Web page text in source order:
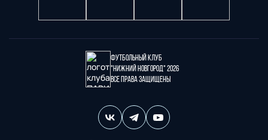
Футбольный клуб
"Нижний Новгород" 2026
Все права защищены